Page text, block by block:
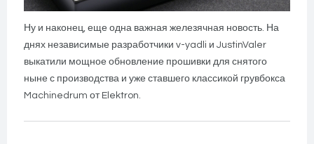
Ну и наконец, еще одна важная железячная новость. На
днях независимые разработчики v-yadli и JustinValer
выкатили мощное обновление прошивки для снятого
ныне с производства и уже ставшего классикой грувбокса
Machinedrum от Elektron.